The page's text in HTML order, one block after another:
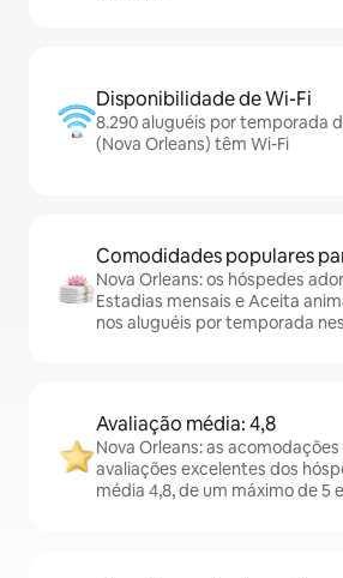
Disponibilidade de Wi-Fi
8.290 aluguéis por temporada
(Nova Orleans) têm Wi-Fi
Comodidades populares
Nova Orleans: os hóspedes
Estadias mensais e Aceita
nos aluguéis por temporada
Avaliação média: 4,8
Nova Orleans: as
avaliações excelentes dos
média 4,8, de um máximo de 5